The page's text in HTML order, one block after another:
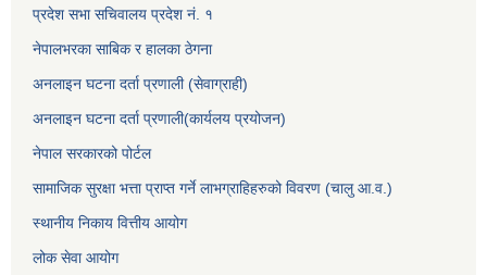
प्रदेश सभा सचिवालय प्रदेश नं. १
नेपालभरका साबिक र हालका ठेगना
अनलाइन घटना दर्ता प्रणाली (सेवाग्राही)
अनलाइन घटना दर्ता प्रणाली(कार्यलय प्रयोजन)
नेपाल सरकारको पोर्टल
सामाजिक सुरक्षा भत्ता प्राप्त गर्ने लाभग्राहिहरुको विवरण (चालु आ.व.)
स्थानीय निकाय वित्तीय आयोग
लोक सेवा आयोग